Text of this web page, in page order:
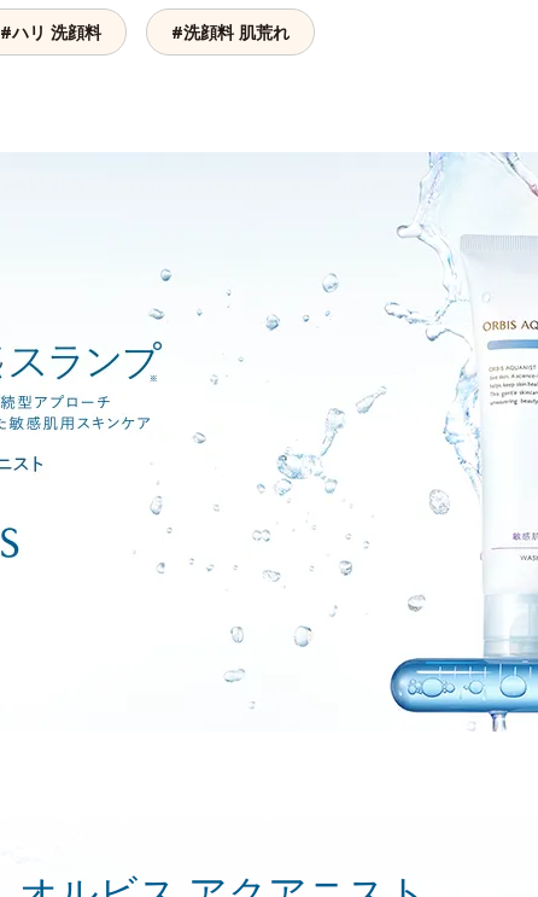
#ハリ 洗顔料 #洗顔料 肌荒れ